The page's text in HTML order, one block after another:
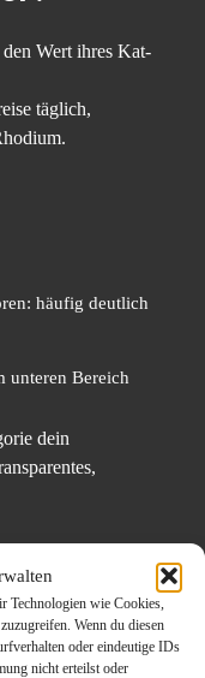
Technologien wie Cookies,
Wenn du diesen
oder eindeutige IDs
nicht erteilst oder
Wert ihres Kat-
täglich,
häufig deutlich
unteren Bereich
dein
Einzugsgebiet
brauchen: